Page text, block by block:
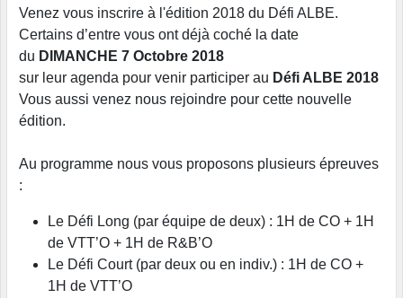
Venez vous inscrire à l'édition 2018 du Défi ALBE.
Certains d’entre vous ont déjà coché la date
du DIMANCHE 7 Octobre 2018
sur leur agenda pour venir participer au Défi ALBE 2018
Vous aussi venez nous rejoindre pour cette nouvelle
édition.
Au programme nous vous proposons plusieurs épreuves
:
Le Défi Long (par équipe de deux) : 1H de CO + 1H
de VTT’O + 1H de R&B’O
Le Défi Court (par deux ou en indiv.) : 1H de CO +
1H de VTT’O